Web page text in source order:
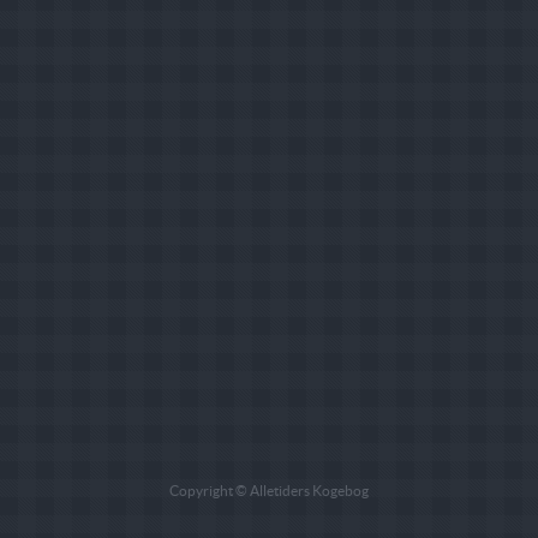
Copyright © Alletiders Kogebog